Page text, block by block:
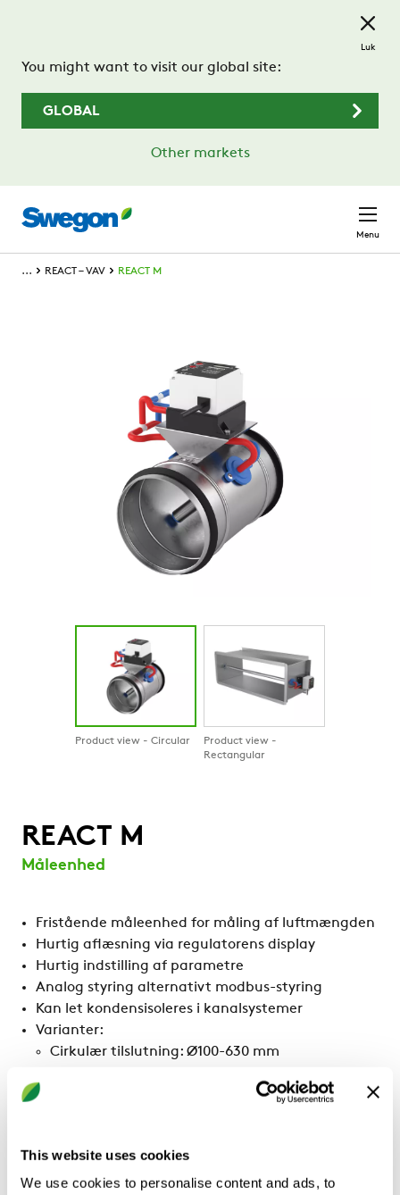
This website uses cookies
We use cookies to personalise content and ads, to
You might want to visit our global site:
GLOBAL
Other markets
Luk
Menu
... REACT – VAV REACT M
Product view - Circular
Product view -
Rectangular
REACT M
Måleenhed
Fristående måleenhed for måling af luftmængden
Hurtig aflæsning via regulatorens display
Hurtig indstilling af parametre
Analog styring alternativt modbus-styring
Kan let kondensisoleres i kanalsystemer
Varianter:
Cirkulær tilslutning: Ø100-630 mm
Variant
Vis mere